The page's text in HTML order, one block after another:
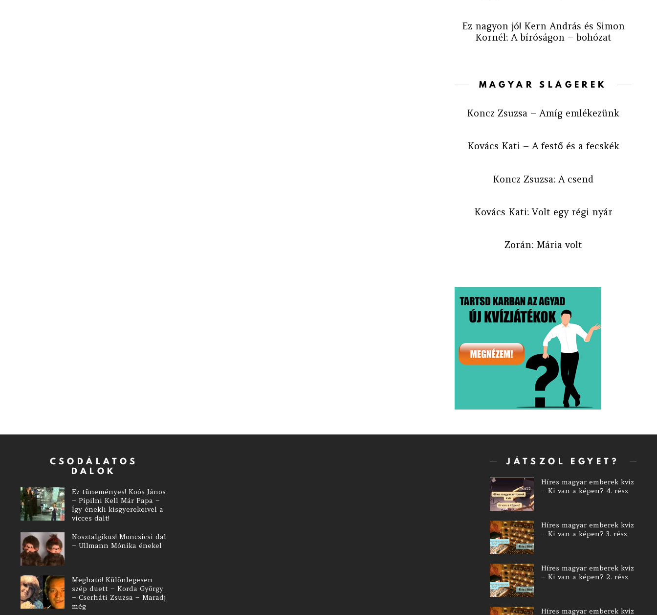
Ez nagyon jó! Kern András és Simon
Kornél: A bíróságon – bohózat
MAGYAR SLÁGEREK
Koncz Zsuzsa – Amíg emlékezünk
Kovács Kati – A festő és a fecskék
Koncz Zsuzsa: A csend
Kovács Kati: Volt egy régi nyár
Zorán: Mária volt
CSODÁLATOS
DALOK
Ez tüneményes! Koós János
– Pipilni Kell Már Papa –
Így énekli kisgyerekeivel a
vicces dalt!
Nosztalgikus! Moncsicsi dal
– Ullmann Mónika énekel
Megható! Különlegesen
szép duett – Korda György
– Cserháti Zsuzsa – Maradj
még
JÁTSZOL EGYET?
Híres magyar emberek kvíz
– Ki van a képen? 4. rész
Híres magyar emberek kvíz
– Ki van a képen? 3. rész
Híres magyar emberek kvíz
– Ki van a képen? 2. rész
Híres magyar emberek kvíz